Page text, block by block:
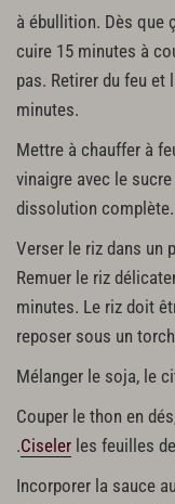
à ébullition. Dès que
cuire 15 minutes à
pas. Retirer du feu et
minutes.
Mettre à chauffer à
vinaigre avec le
dissolution complète.
Verser le riz dans un
Remuer le riz
minutes. Le riz doit
reposer sous un
Mélanger le soja, le
Couper le thon en
.Ciseler les feuilles
Incorporer la sauce